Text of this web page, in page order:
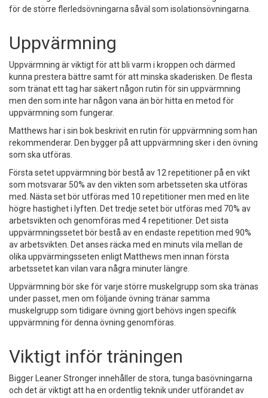
för de större flerledsövningarna såväl som isolationsövningarna.
Uppvärmning
Uppvärmning är viktigt för att bli varm i kroppen och därmed
kunna prestera bättre samt för att minska skaderisken. De flesta
som tränat ett tag har säkert någon rutin för sin uppvärmning
men den som inte har någon vana än bör hitta en metod för
uppvärmning som fungerar.
Matthews har i sin bok beskrivit en rutin för uppvärmning som han
rekommenderar. Den bygger på att uppvärmning sker i den övning
som ska utföras.
Första setet uppvärmning bör bestå av 12 repetitioner på en vikt
som motsvarar 50% av den vikten som arbetsseten ska utföras
med. Nästa set bör utföras med 10 repetitioner men med en lite
högre hastighet i lyften. Det tredje setet bör utföras med 70% av
arbetsvikten och genomföras med 4 repetitioner. Det sista
uppvärmningssetet bör bestå av en endaste repetition med 90%
av arbetsvikten. Det anses räcka med en minuts vila mellan de
olika uppvärmingsseten enligt Matthews men innan första
arbetssetet kan vilan vara några minuter längre.
Uppvärmning bör ske för varje större muskelgrupp som ska tränas
under passet, men om följande övning tränar samma
muskelgrupp som tidigare övning gjort behövs ingen specifik
uppvärmning för denna övning genomföras.
Viktigt inför träningen
Bigger Leaner Stronger innehåller de stora, tunga basövningarna
och det är viktigt att ha en ordentlig teknik under utförandet av